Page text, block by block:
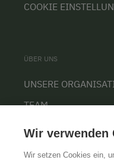
COOKIE
ÜBER UNS
UNSERE
TEAM
KARRIERE
Wir verwenden
Wir setzen Cookies ein,